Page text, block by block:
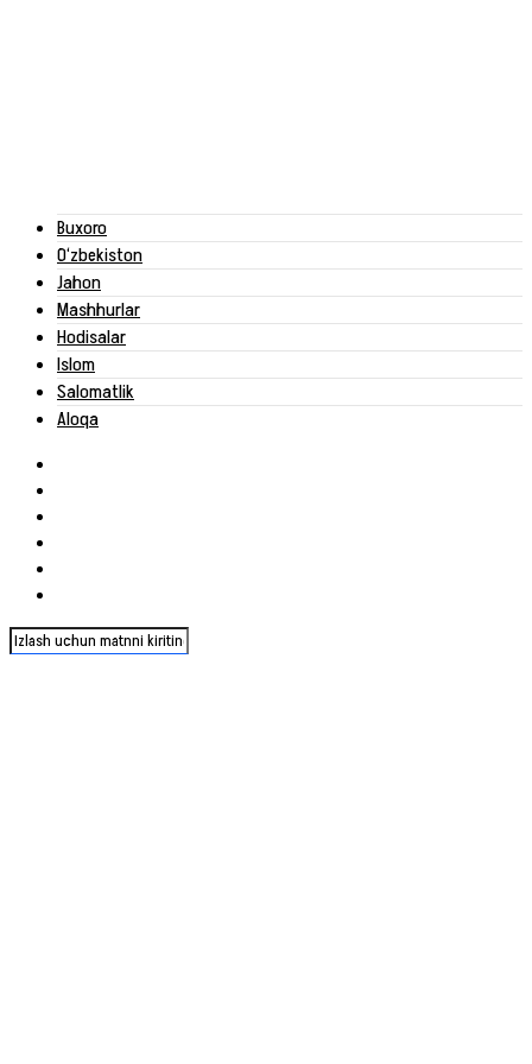
Buxoro
O‘zbekiston
Jahon
Mashhurlar
Hodisalar
Islom
Salomatlik
Aloqa